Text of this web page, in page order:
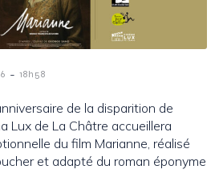
- 18h58
de la disparition de
Lux de La Châtre accueillera
du film Marianne, réalisé
et adapté du roman éponyme